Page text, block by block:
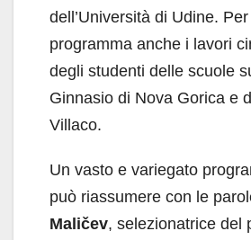
dell’Università di Udine.
programma anche i lavori
degli studenti delle scuole
Ginnasio di Nova Gorica e
Villaco.
Un vasto e variegato
può riassumere con le
Maličev, selezionatrice del